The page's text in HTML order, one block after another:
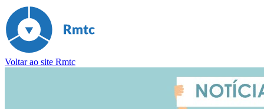
Voltar ao site Rmtc